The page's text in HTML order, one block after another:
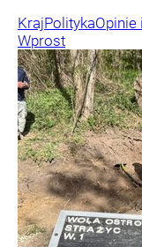
KrajPolitykaOpinie
Wprost